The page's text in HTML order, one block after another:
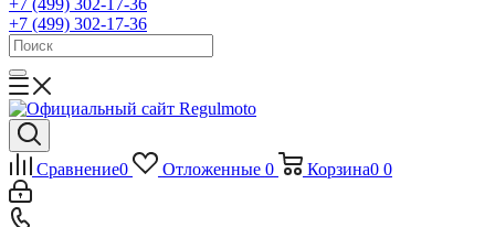
+7 (499) 302-17-36
+7 (499) 302-17-36
Сравнение0 Отложенные 0 Корзина0 0